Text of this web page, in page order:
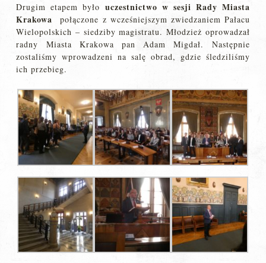
Drugim etapem było uczestnictwo w sesji Rady Miasta
Krakowa połączone z wcześniejszym zwiedzaniem Pałacu
Wielopolskich – siedziby magistratu. Młodzież oprowadzał
radny Miasta Krakowa pan Adam Migdał. Następnie
zostaliśmy wprowadzeni na salę obrad, gdzie śledziliśmy
ich przebieg.